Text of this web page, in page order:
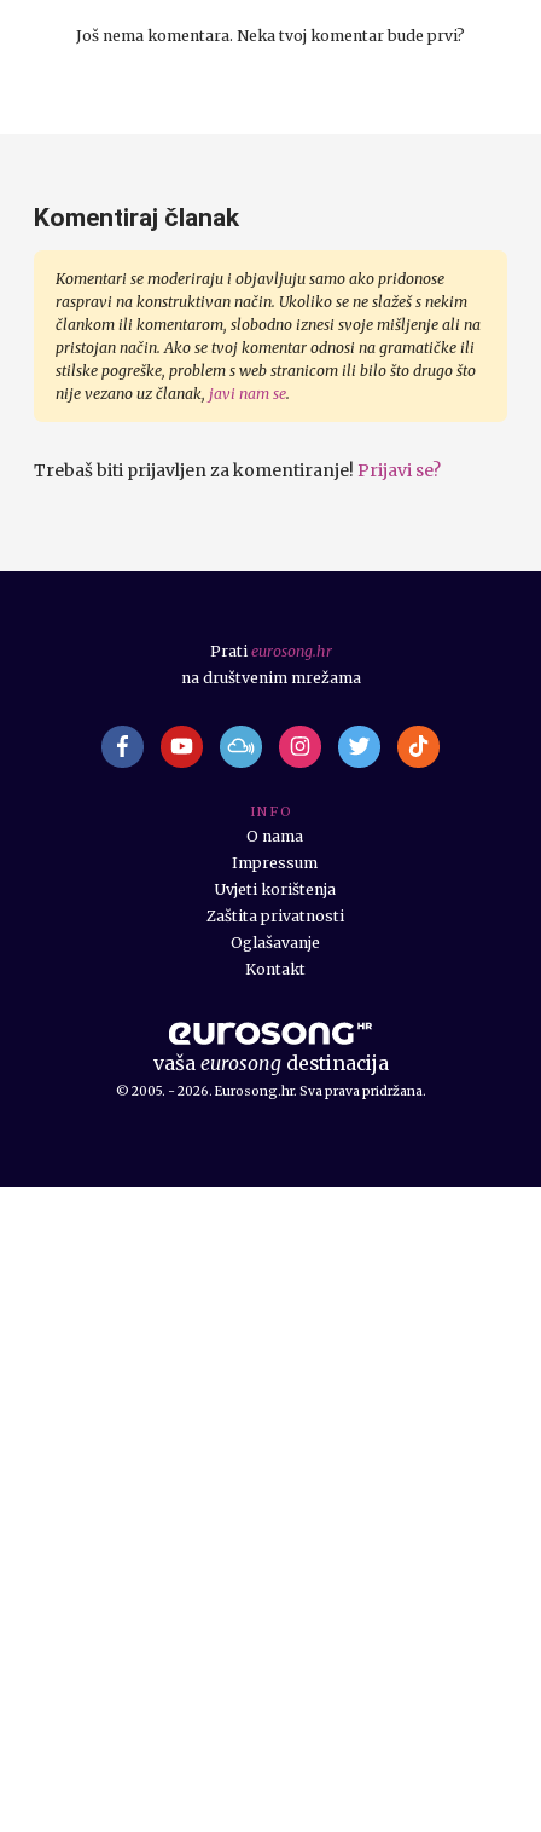
Još nema komentara. Neka tvoj komentar bude prvi?
Komentiraj članak
Komentari se moderiraju i objavljuju samo ako pridonose
raspravi na konstruktivan način. Ukoliko se ne slažeš s nekim
člankom ili komentarom, slobodno iznesi svoje mišljenje ali na
pristojan način. Ako se tvoj komentar odnosi na gramatičke ili
stilske pogreške, problem s web stranicom ili bilo što drugo što
nije vezano uz članak, javi nam se.
Trebaš biti prijavljen za komentiranje! Prijavi se?
vaša eurosongdestinacija
© 2005. - 2026. Eurosong.hr. Sva prava pridržana.
I N F O
O nama
Impressum
Uvjeti korištenja
Zaštita privatnosti
Oglašavanje
Kontakt
Prati eurosong.hr
na društvenim mrežama